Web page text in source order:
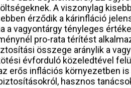
A viszonylag
érződik a kárinfláció
a vagyontárgy tényleges
pro-rata térítést
összege aránylik a
évforduló közeledtével
erős inflációs környezetben
hasznos